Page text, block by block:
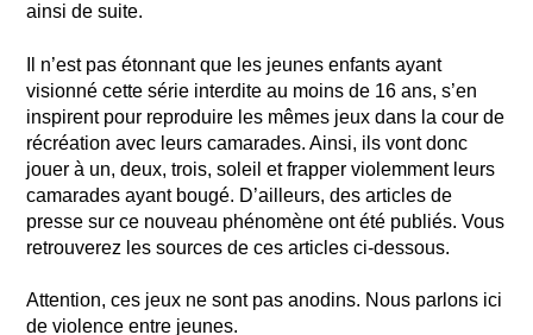
ainsi de suite.
Il n’est pas étonnant que les jeunes enfants ayant
visionné cette série interdite au moins de 16 ans, s’en
inspirent pour reproduire les mêmes jeux dans la cour de
récréation avec leurs camarades. Ainsi, ils vont donc
jouer à un, deux, trois, soleil et frapper violemment leurs
camarades ayant bougé. D’ailleurs, des articles de
presse sur ce nouveau phénomène ont été publiés. Vous
retrouverez les sources de ces articles ci-dessous.
Attention, ces jeux ne sont pas anodins. Nous parlons ici
de violence entre jeunes.